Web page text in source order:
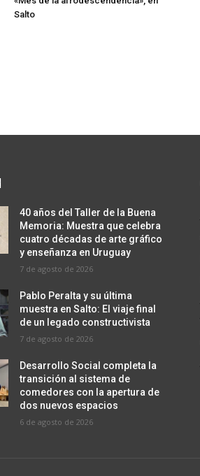
/
a
m
e
n
a
r
i
Salto
40 años del Taller de la Buena
Memoria: Muestra que celebra
cuatro décadas de arte gráfico
y enseñanza en Uruguay
7 de agosto de 2026
Pablo Peralta y su última
muestra en Salto: El viaje final
de un legado constructivista
7 de agosto de 2026
Desarrollo Social completa la
transición al sistema de
comedores con la apertura de
dos nuevos espacios
6 de agosto de 2026